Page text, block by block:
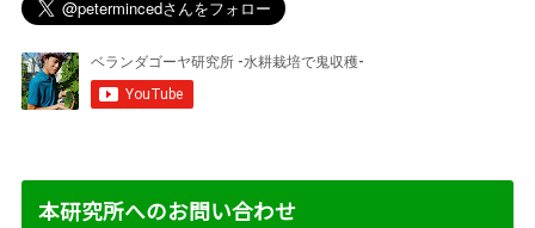
本研究所へのお問い合わせ